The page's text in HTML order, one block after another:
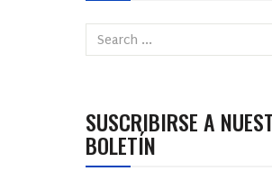
SUSCRIBIRSE A
BOLETÍN